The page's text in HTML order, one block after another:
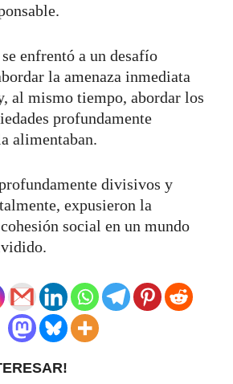
enfrentó a un desafío
la amenaza inmediata
al mismo tiempo, abordar los
profundamente
alimentaban.
divisivos y
expusieron la
social en un mundo